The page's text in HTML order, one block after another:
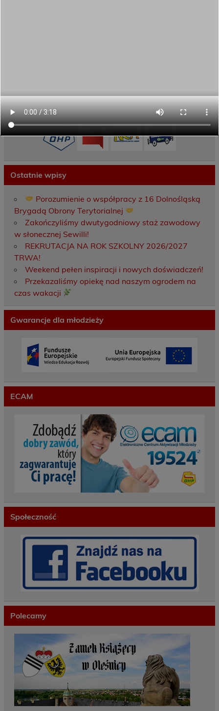
Przydatne linki
Ostatnie wpisy
Porozumienie o współpracy z 16 Dolnośląską
Brygadą Obrony Terytorialnej
Zakończyliśmy dwutygodniowy staż zawodowy
w słonecznej Sewilli!
REKRUTACJA NA ROK SZKOLNY 2026/2027
TRWA!
Weekend pełen inspiracji i nowych doświadczeń!
Przekazaliśmy opiekę nad naszym ogrodem na
czas wakacji
Gwarancje dla młodzieży
ECAM
Społeczność
Polecamy